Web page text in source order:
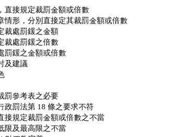
直接規定裁罰金額或倍數
情形，分別直接定其裁罰金額或倍數
裁處罰鍰之金額
裁處罰鍰之倍數
罰鍰之金額或倍數
及建議
罰參考表之必要
政罰法第 18 條之要求不符
接規定裁罰金額或倍數之不當
限及最高限之不當